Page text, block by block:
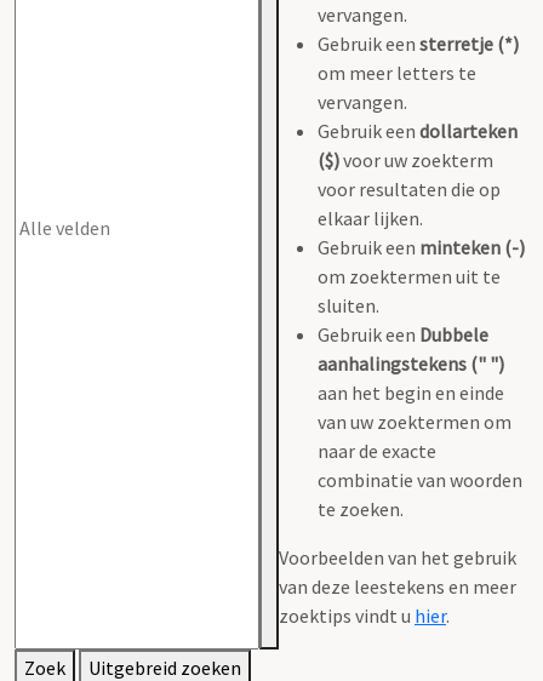
vervangen.
Gebruik een sterretje (*)
om meer letters te
vervangen.
Gebruik een dollarteken
($)voor uw zoekterm
voor resultaten die op
elkaar lijken.
Gebruik een minteken (-)
om zoektermen uit te
sluiten.
Gebruik een Dubbele
aanhalingstekens (" ")
aan het begin en einde
van uw zoektermen om
naar de exacte
combinatie van woorden
te zoeken.
Voorbeelden van het gebruik
van deze leestekens en meer
zoektips vindt u hier.
Zoek Uitgebreid zoeken